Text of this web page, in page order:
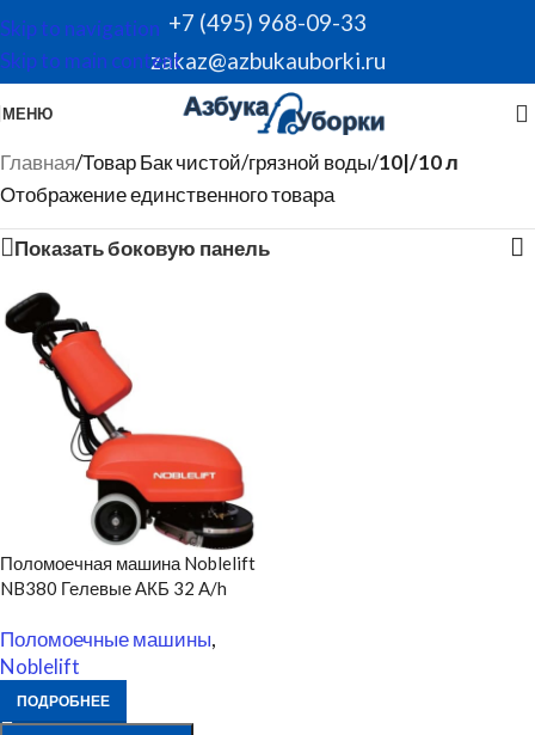
Skip to navigation
Skip to main content
+7 (495) 968-09-33
zakaz@azbukauborki.ru
МЕНЮ
Главная/Товар Бак чистой/грязной воды/10|/10 л
Отображение единственного товара
Показать боковую панель
Поломоечная машина Noblelift
NB380 Гелевые АКБ 32 A/h
Поломоечные машины,
Noblelift
ПОДРОБНЕЕ